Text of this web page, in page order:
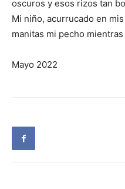
oscuros y esos rizos tan
Mi niño, acurrucado en
manitas mi pecho
Mayo 2022